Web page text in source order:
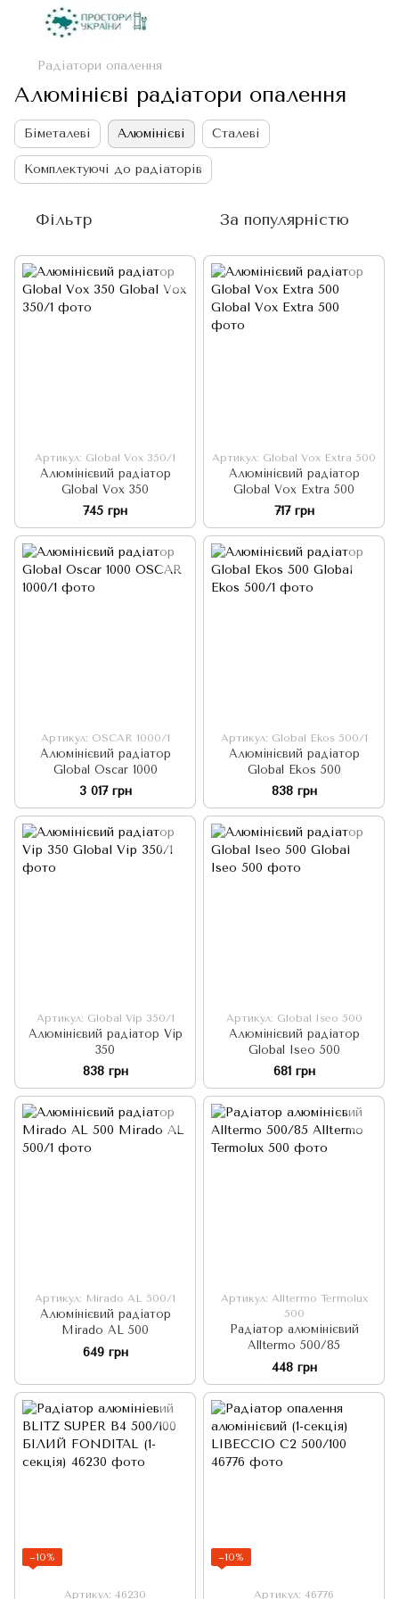
Радіатори опалення
Алюмінієві радіатори опалення
Біметалеві Алюмінієві Сталеві
Комплектуючі до радіаторів
Фільтр За популярністю
Артикул: Global Vox 350/1
Алюмінієвий радіатор
Global Vox 350
745 грн
Артикул: Global Vox Extra 500
Алюмінієвий радіатор
Global Vox Extra 500
717 грн
Артикул: OSCAR 1000/1
Алюмінієвий радіатор
Global Oscar 1000
3 017 грн
Артикул: Global Ekos 500/1
Алюмінієвий радіатор
Global Ekos 500
838 грн
Артикул: Global Vip 350/1
Алюмінієвий радіатор Vip
350
838 грн
Артикул: Global Iseo 500
Алюмінієвий радіатор
Global Iseo 500
681 грн
Артикул: Mirado AL 500/1
Алюмінієвий радіатор
Mirado AL 500
649 грн
Артикул: Alltermo Termolux
500
Радіатор алюмінієвий
Alltermo 500/85
448 грн
−10%
Артикул: 46230
−10%
Артикул: 46776